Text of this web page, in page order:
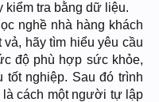
kiểm tra bằng dữ liệu.
nghề nhà hàng khách
hãy tìm hiểu yêu cầu
độ phù hợp sức khỏe,
nghiệp. Sau đó trình
cách một người tự lập